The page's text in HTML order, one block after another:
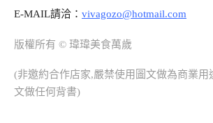
E-MAIL請洽： vivagozo@hotmail.com
版權所有 © 瑋瑋美食萬歲
(非邀約合作店家,嚴禁使用圖文做為商業用
文做任何背書)